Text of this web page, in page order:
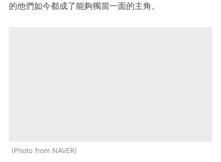
的他們如今都成了能夠獨當一面的主角。
Photo from NAVER